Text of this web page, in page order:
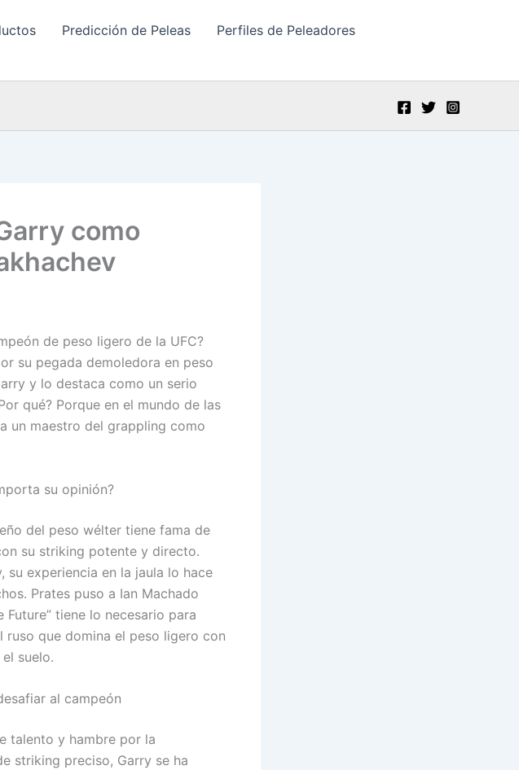
Predicción de Peleas
Perfiles de Peleadores
como
de peso ligero de la UFC?
su pegada demoledora en peso
y lo destaca como un serio
qué? Porque en el mundo de las
un maestro del grappling como
su opinión?
del peso wélter tiene fama de
su striking potente y directo.
su experiencia en la jaula lo hace
Prates puso a Ian Machado
tiene lo necesario para
ruso que domina el peso ligero con
suelo.
al campeón
talento y hambre por la
striking preciso, Garry se ha